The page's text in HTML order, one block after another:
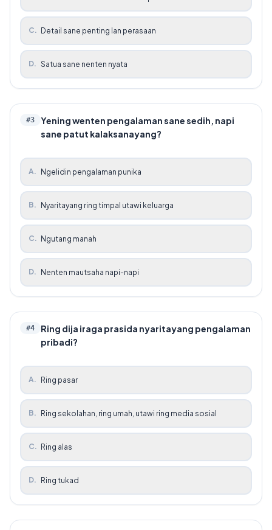
C. Detail sane penting lan perasaan
D. Satua sane nenten nyata
#3
Yening wenten pengalaman sane sedih, napi
sane patut kalaksanayang?
A. Ngelidin pengalaman punika
B. Nyaritayang ring timpal utawi keluarga
C. Ngutang manah
D. Nenten mautsaha napi-napi
#4
Ring dija iraga prasida nyaritayang pengalaman
pribadi?
A. Ring pasar
B. Ring sekolahan, ring umah, utawi ring media sosial
C. Ring alas
D. Ring tukad